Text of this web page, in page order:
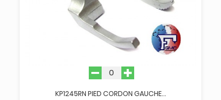
KP1245RN PIED CORDON GAUCHE...